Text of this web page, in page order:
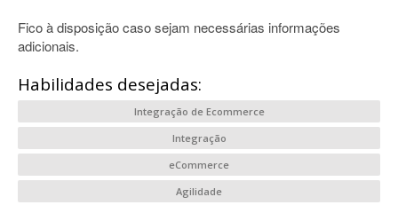
Fico à disposição caso sejam necessárias informações
adicionais.
Habilidades desejadas:
Integração de Ecommerce
Integração
eCommerce
Agilidade